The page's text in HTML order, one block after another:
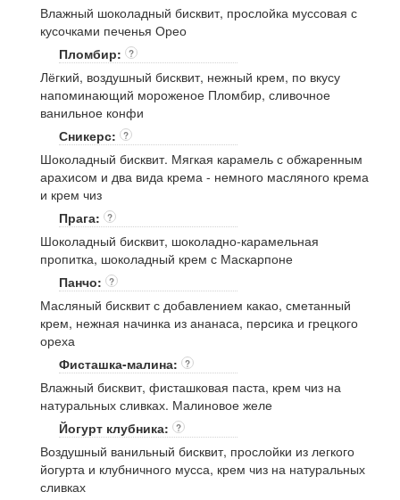
Влажный шоколадный бисквит, прослойка муссовая с
кусочками печенья Орео
Пломбир:
?
Лёгкий, воздушный бисквит, нежный крем, по вкусу
напоминающий мороженое Пломбир, сливочное
ванильное конфи
Сникерс:
?
Шоколадный бисквит. Мягкая карамель с обжаренным
арахисом и два вида крема - немного масляного крема
и крем чиз
Прага:
?
Шоколадный бисквит, шоколадно-карамельная
пропитка, шоколадный крем с Маскарпоне
Панчо:
?
Масляный бисквит с добавлением какао, сметанный
крем, нежная начинка из ананаса, персика и грецкого
ореха
Фисташка-малина:
?
Влажный бисквит, фисташковая паста, крем чиз на
натуральных сливках. Малиновое желе
Йогурт клубника:
?
Воздушный ванильный бисквит, прослойки из легкого
йогурта и клубничного мусса, крем чиз на натуральных
сливках